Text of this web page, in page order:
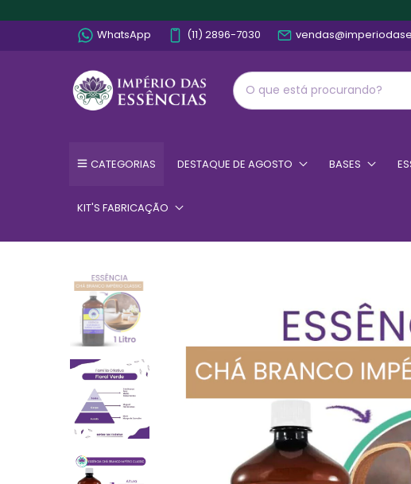
WhatsApp (11) 2896-7030
CATEGORIAS DESTAQUE DE AGOSTO BASES
KIT'S FABRICAÇÃO